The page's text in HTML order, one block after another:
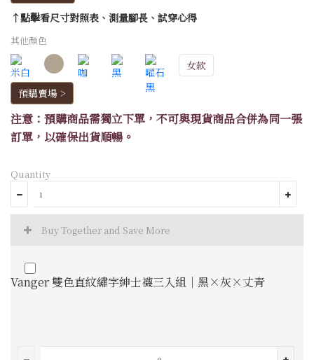
↑點擊看尺寸對照表、測量腳長、試穿心得
其他顏色
女款
預購賣場 >
注意：預購商品需獨立下單，不可與現貨商品合併為同一張
訂單，以確保出貨順暢。
Quantity
Buy Together and Save More
Vanger 雙色直紋繡字紳士襪三入組｜黑×灰×丈青